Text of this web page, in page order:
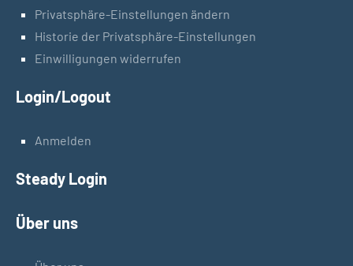
Privatsphäre-Einstellungen ändern
Historie der Privatsphäre-Einstellungen
Einwilligungen widerrufen
Login/Logout
Anmelden
Steady Login
Über uns